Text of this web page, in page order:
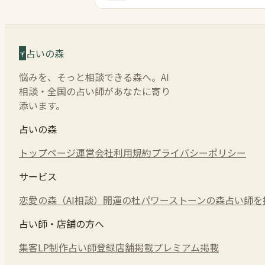
占いの森
悩みを、そっと相談できる森へ。AI
相談・全国の占い師があなたに寄り
添います。
占いの森
トップページ運営会社利用規約プライバシーポリシー
サービス
恋愛の森（AI相談） 開運の杜パワーストーンの森占い師
占い師・店舗の方へ
集客LP制作占い師登録店舗掲載プレミアム掲載